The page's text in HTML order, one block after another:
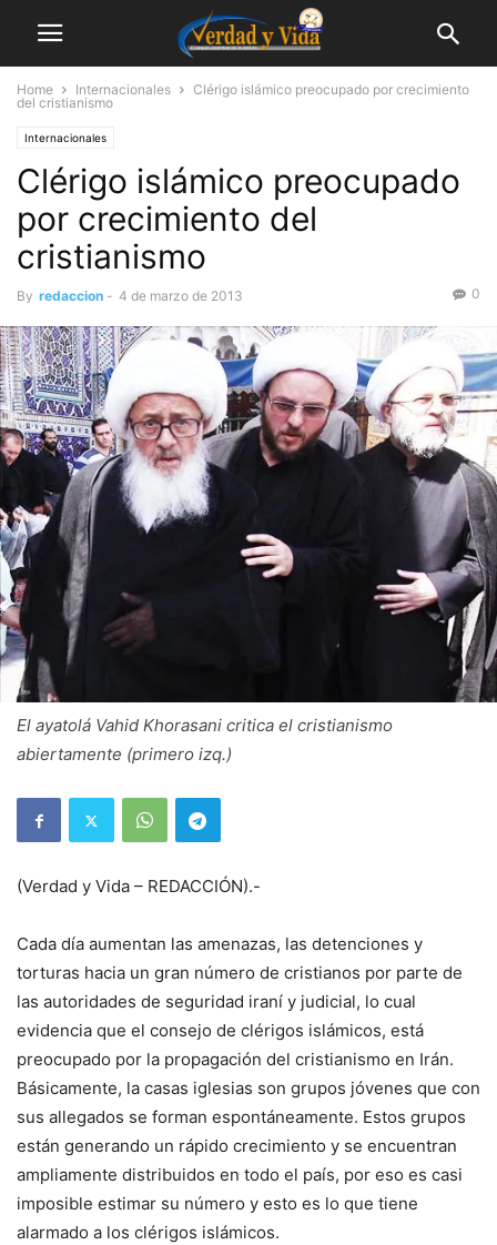
Home Internacionales
Clérigo islámico preocupado por crecimiento
del cristianismo
Internacionales
Clérigo islámico preocupado
por crecimiento del
cristianismo
By redaccion - 4 de marzo de 2013 0
El ayatolá Vahid Khorasani critica el cristianismo
abiertamente (primero izq.)
(Verdad y Vida – REDACCIÓN).-
Cada día aumentan las amenazas, las detenciones y
torturas hacia un gran número de cristianos por parte de
las autoridades de seguridad iraní y judicial, lo cual
evidencia que el consejo de clérigos islámicos, está
preocupado por la propagación del cristianismo en Irán.
Básicamente, la casas iglesias son grupos jóvenes que con
sus allegados se forman espontáneamente. Estos grupos
están generando un rápido crecimiento y se encuentran
ampliamente distribuidos en todo el país, por eso es casi
imposible estimar su número y esto es lo que tiene
alarmado a los clérigos islámicos.